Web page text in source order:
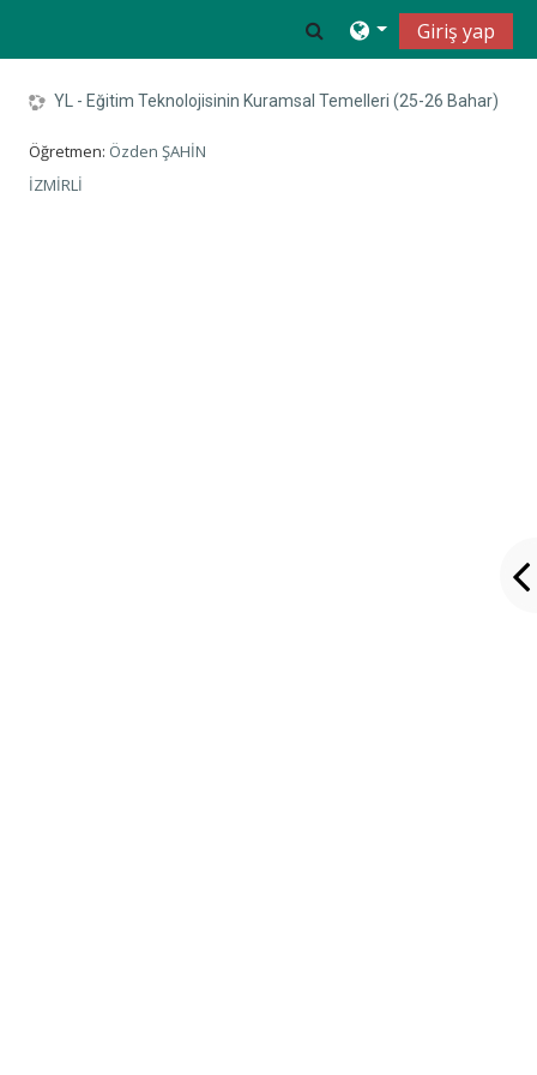
Toggle search input
Giriş yap
YL - Eğitim Teknolojisinin Kuramsal Temelleri (25-26 Bahar)
Öğretmen: Özden ŞAHİN
İZMİRLİ